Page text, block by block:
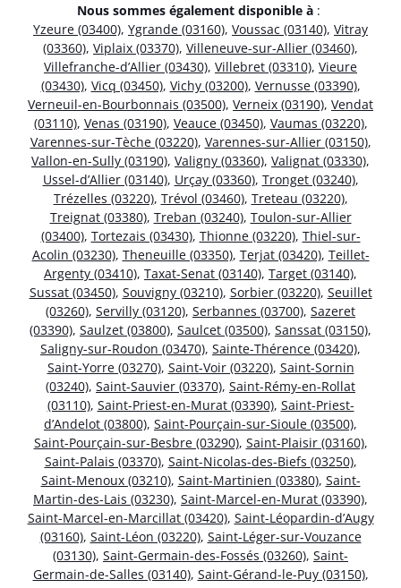
Nous sommes également disponible à :
Yzeure (03400), Ygrande (03160), Voussac (03140), Vitray
(03360), Viplaix (03370), Villeneuve-sur-Allier (03460),
Villefranche-d’Allier (03430), Villebret (03310), Vieure
(03430), Vicq (03450), Vichy (03200), Vernusse (03390),
Verneuil-en-Bourbonnais (03500), Verneix (03190), Vendat
(03110), Venas (03190), Veauce (03450), Vaumas (03220),
Varennes-sur-Tèche (03220), Varennes-sur-Allier (03150),
Vallon-en-Sully (03190), Valigny (03360), Valignat (03330),
Ussel-d’Allier (03140), Urçay (03360), Tronget (03240),
Trézelles (03220), Trévol (03460), Treteau (03220),
Treignat (03380), Treban (03240), Toulon-sur-Allier
(03400), Tortezais (03430), Thionne (03220), Thiel-sur-
Acolin (03230), Theneuille (03350), Terjat (03420), Teillet-
Argenty (03410), Taxat-Senat (03140), Target (03140),
Sussat (03450), Souvigny (03210), Sorbier (03220), Seuillet
(03260), Servilly (03120), Serbannes (03700), Sazeret
(03390), Saulzet (03800), Saulcet (03500), Sanssat (03150),
Saligny-sur-Roudon (03470), Sainte-Thérence (03420),
Saint-Yorre (03270), Saint-Voir (03220), Saint-Sornin
(03240), Saint-Sauvier (03370), Saint-Rémy-en-Rollat
(03110), Saint-Priest-en-Murat (03390), Saint-Priest-
d’Andelot (03800), Saint-Pourçain-sur-Sioule (03500),
Saint-Pourçain-sur-Besbre (03290), Saint-Plaisir (03160),
Saint-Palais (03370), Saint-Nicolas-des-Biefs (03250),
Saint-Menoux (03210), Saint-Martinien (03380), Saint-
Martin-des-Lais (03230), Saint-Marcel-en-Murat (03390),
Saint-Marcel-en-Marcillat (03420), Saint-Léopardin-d’Augy
(03160), Saint-Léon (03220), Saint-Léger-sur-Vouzance
(03130), Saint-Germain-des-Fossés (03260), Saint-
Germain-de-Salles (03140), Saint-Gérand-le-Puy (03150),